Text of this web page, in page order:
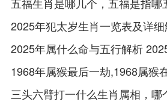
2025年犯太岁生肖一览表及详